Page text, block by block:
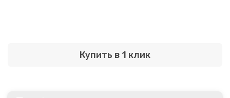
Купить в 1 клик